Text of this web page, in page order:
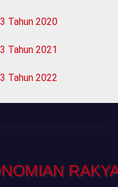
Tahun 2020
Tahun 2021
Tahun 2022